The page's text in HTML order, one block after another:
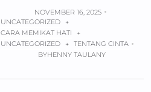
NOVEMBER 16, 2025
UNCATEGORIZED
+
CARA MEMIKAT HATI
+
UNCATEGORIZED
+ TENTANG CINTA
BYHENNY TAULANY